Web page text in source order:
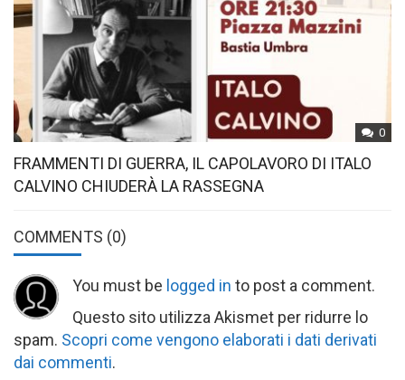
0
FRAMMENTI DI GUERRA, IL CAPOLAVORO DI ITALO
CALVINO CHIUDERÀ LA RASSEGNA
COMMENTS (0)
You must be logged in to post a comment.
Questo sito utilizza Akismet per ridurre lo
spam. Scopri come vengono elaborati i dati derivati
dai commenti.